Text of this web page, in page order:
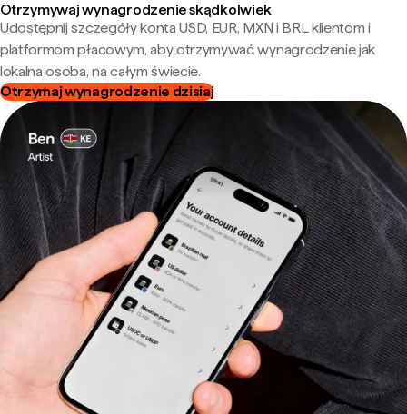
Otrzymywaj wynagrodzenie skądkolwiek
Udostępnij szczegóły konta USD, EUR, MXN i BRL klientom i
platformom płacowym, aby otrzymywać wynagrodzenie jak
lokalna osoba, na całym świecie.
Otrzymaj wynagrodzenie dzisiaj